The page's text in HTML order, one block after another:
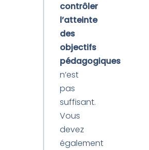
contrôler
l’atteinte
des
objectifs
pédagogiques
n’est
pas
suffisant.
Vous
devez
également